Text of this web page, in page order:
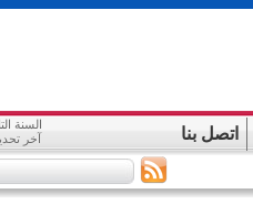
اتصل بنا
السنة